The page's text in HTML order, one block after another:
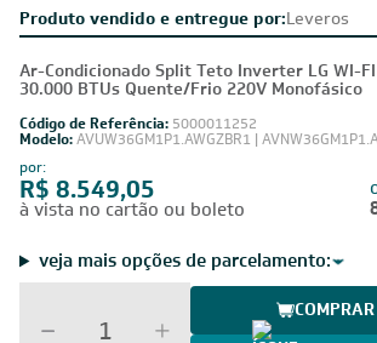
Produto vendido e entregue por:Leveros
Ar-Condicionado Split Teto Inverter LG WI-
30.000 BTUs Quente/Frio 220V Monofásico
Código de Referência: 5000011252
Modelo:AVUW36GM1P1.AWGZBR1 |
por:
R$ 8.549,05
à vista no cartão ou boleto
veja mais opções de parcelamento: